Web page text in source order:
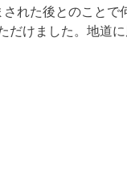
れた後とのこと
けました。地道に